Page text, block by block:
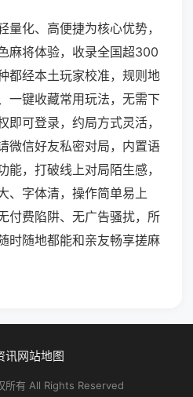
化、高便捷为核心优势，
麻将体验，收录全国超300
都经本土玩家校准，规则地
一键收藏常用玩法，无需下
可登录，约局方式灵活，
微信好友私密对局，内置语
，打破线上对局陌生感，
、字体清，操作简单易上
付费陷阱、无广告骚扰，所
时随地都能和亲友畅享搓麻
讯网站地图
所有 All Rights Reserved